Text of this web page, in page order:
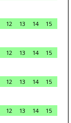
12 13 14
15
12 13 14
15
12 13 14
15
12 13 14
15